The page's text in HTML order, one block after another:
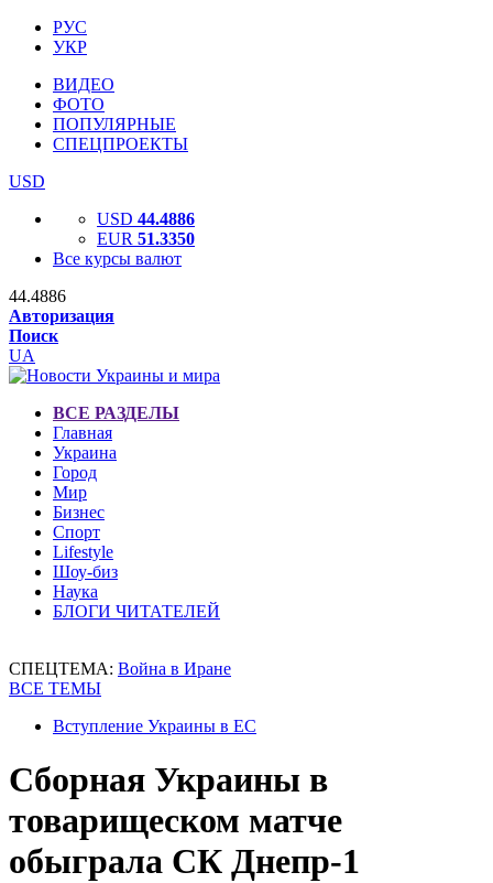
РУС
УКР
ВИДЕО
ФОТО
ПОПУЛЯРНЫЕ
СПЕЦПРОЕКТЫ
USD
USD 44.4886
EUR 51.3350
Все курсы валют
44.4886
Авторизация
Поиск
UA
ВСЕ РАЗДЕЛЫ
Главная
Украина
Город
Мир
Бизнес
Спорт
Lifestyle
Шоу-биз
Наука
БЛОГИ ЧИТАТЕЛЕЙ
СПЕЦТЕМА: Война в Иране
ВСЕ ТЕМЫ
Вступление Украины в ЕС
Сборная Украины в
товарищеском матче
обыграла СК Днепр-1